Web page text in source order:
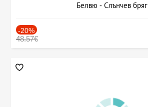
Белвю - Слънчев бряг
-20%
48.57€